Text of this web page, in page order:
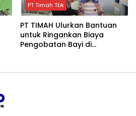
PT Timah Tbk
PT TIMAH Ulurkan Bantuan
untuk Ringankan Biaya
Pengobatan Bayi di